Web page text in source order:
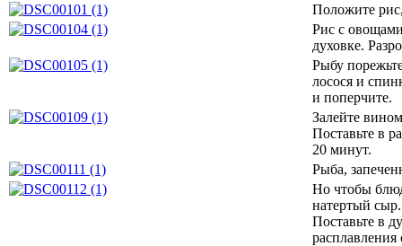
Положите
Рис с
духовке.
Рыбу
лосося и
и поперчите.
Залейте
Поставьте в
20 минут.
Рыба,
Но чтобы
натертый сыр.
Поставьте в
расплавления